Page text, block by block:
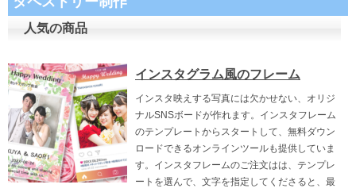
人気の商品
インスタグラム風のフレーム
インスタ映えする写真には欠かせない、オリジ
ナルSNSボードが作れます。インスタフレーム
のテンプレートからスタートして、無料ダウン
ロードできるオンラインツールも提供していま
す。インスタフレームのご注文はは、テンプレ
ートを選んで、文字を指定してくださると、最